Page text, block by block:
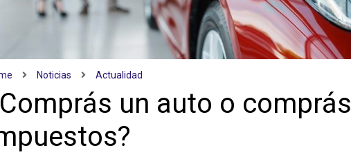
Noticias Actualidad
un auto o comprás